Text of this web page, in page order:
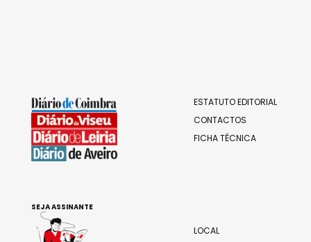
ESTATUTO EDITORIAL
CONTACTOS
FICHA TÉCNICA
LOCAL
SEJA ASSINANTE